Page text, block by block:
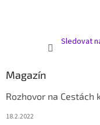
Sledovat
Magazín
Rozhovor na Cestách
18.2.2022